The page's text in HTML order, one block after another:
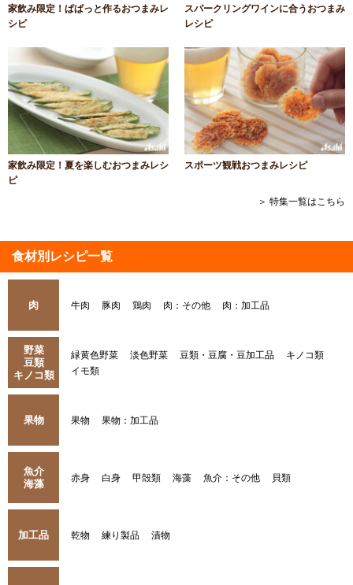
家飲み限定！ぱぱっと作るおつまみレ
シピ
スパークリングワインに合うおつまみ
レシピ
家飲み限定！夏を楽しむおつまみレシ
ピ
スポーツ観戦おつまみレシピ
＞ 特集一覧はこちら
食材別レシピ一覧
肉 牛肉 豚肉 鶏肉 肉：その他 肉：加工品
野菜
豆類
キノコ類
緑黄色野菜 淡色野菜 豆類・豆腐・豆加工品
キノコ類
イモ類
果物 果物 果物：加工品
魚介
海藻
赤身 白身 甲殻類 海藻 魚介：その他 貝類
加工品 乾物 練り製品 漬物